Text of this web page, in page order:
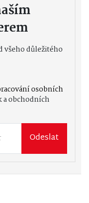
všeho důležitého
osobních
a obchodních
Odeslat